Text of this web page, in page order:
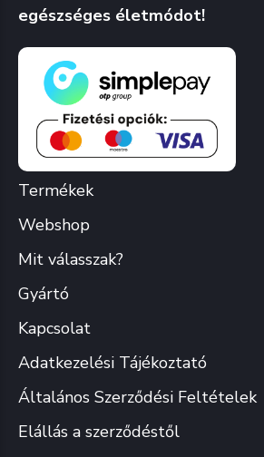
egészséges életmódot!
Termékek
Webshop
Mit válasszak?
Gyártó
Kapcsolat
Adatkezelési Tájékoztató
Általános Szerződési Feltételek
Elállás a szerződéstől